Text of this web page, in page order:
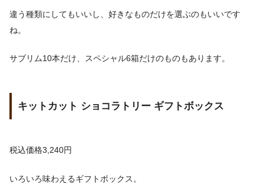
違う種類にしてもいいし、好きなものだけを選ぶのもいいです
ね。
サブリム10本だけ、スペシャル6箱だけのものもあります。
キットカット ショコラトリー ギフトボックス
税込価格3,240円
いろいろ味わえるギフトボックス。